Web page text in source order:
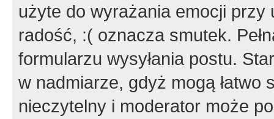
użyte do wyrażania emocji
radość, :( oznacza smutek.
formularzu wysyłania postu.
w nadmiarze, gdyż mogą
nieczytelny i moderator może